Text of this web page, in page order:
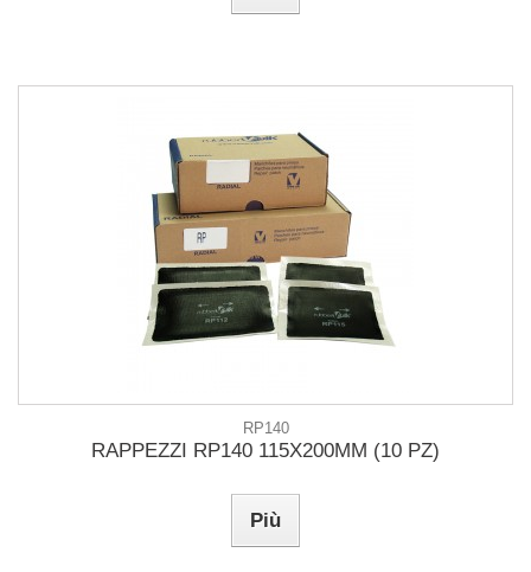
RP140
RAPPEZZI RP140 115X200MM (10 PZ)
Più